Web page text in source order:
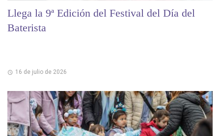
Llega la 9ª Edición del Festival del Día del
Baterista
16 de julio de 2026